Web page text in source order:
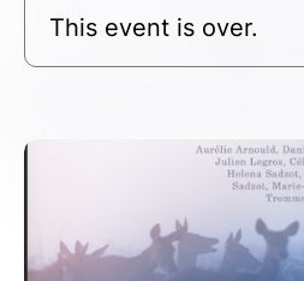
This event is over.